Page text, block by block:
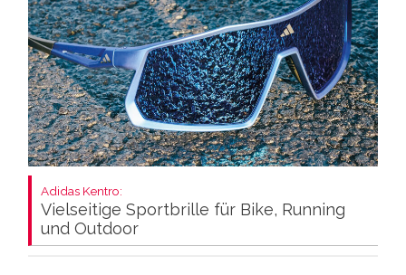
Adidas Kentro:
Vielseitige Sportbrille für Bike, Running
und Outdoor